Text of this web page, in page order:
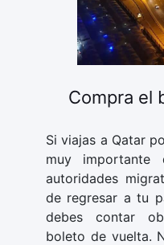
Compra el
Si viajas a Qatar
muy importante
autoridades
de regresar a tu
debes contar
boleto de vuelta.